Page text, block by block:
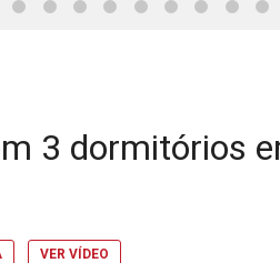
3 dormitórios
VER VÍDEO